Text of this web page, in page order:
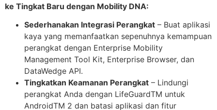
ke Tingkat Baru dengan Mobility DNA:
Sederhanakan Integrasi Perangkat – Buat aplikasi
kaya yang memanfaatkan sepenuhnya kemampuan
perangkat dengan Enterprise Mobility
Management Tool Kit, Enterprise Browser, dan
DataWedge API.
Tingkatkan Keamanan Perangkat – Lindungi
perangkat Anda dengan LifeGuardTM untuk
AndroidTM 2 dan batasi aplikasi dan fitur